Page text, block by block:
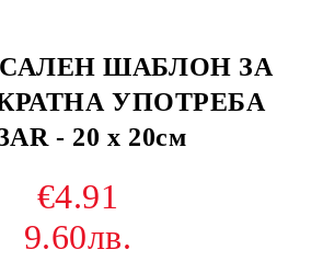
ШАБЛОН ЗА
УПОТРЕБА
- 20 х 20см
€4.91
9.60лв.